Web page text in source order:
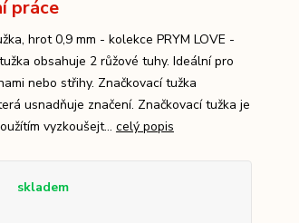
práce
hrot 0,9 mm - kolekce PRYM LOVE -
obsahuje 2 růžové tuhy. Ideální pro
nebo střihy. Značkovací tužka
usnadňuje značení. Značkovací tužka je
vyzkoušejt... celý popis
skladem